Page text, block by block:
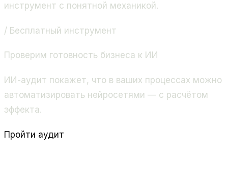
инструмент с понятной механикой.
/ Бесплатный инструмент
Проверим готовность бизнеса к ИИ
ИИ-аудит покажет, что в ваших процессах можно
автоматизировать нейросетями — с расчётом
эффекта.
Пройти аудит